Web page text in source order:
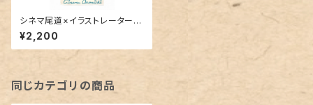
シネマ尾道×イラストレーター・
ハラルミ オリジナル手ぬぐい
¥2,200
同じカテゴリの商品